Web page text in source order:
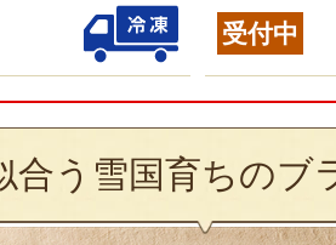
受付中
合う雪国育ちのブ